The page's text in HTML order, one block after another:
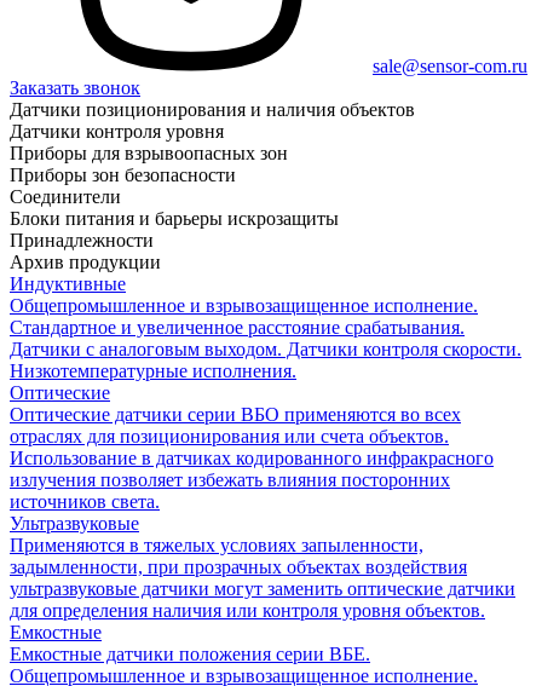
sale@sensor-com.ru
Заказать звонок
Датчики позиционирования и наличия объектов
Датчики контроля уровня
Приборы для взрывоопасных зон
Приборы зон безопасности
Соединители
Блоки питания и барьеры искрозащиты
Принадлежности
Архив продукции
Индуктивные
Общепромышленное и взрывозащищенное исполнение.
Стандартное и увеличенное расстояние срабатывания.
Датчики с аналоговым выходом. Датчики контроля скорости.
Низкотемпературные исполнения.
Оптические
Оптические датчики серии ВБО применяются во всех
отраслях для позиционирования или счета объектов.
Использование в датчиках кодированного инфракрасного
излучения позволяет избежать влияния посторонних
источников света.
Ультразвуковые
Применяются в тяжелых условиях запыленности,
задымленности, при прозрачных объектах воздействия
ультразвуковые датчики могут заменить оптические датчики
для определения наличия или контроля уровня объектов.
Емкостные
Емкостные датчики положения серии ВБЕ.
Общепромышленное и взрывозащищенное исполнение.